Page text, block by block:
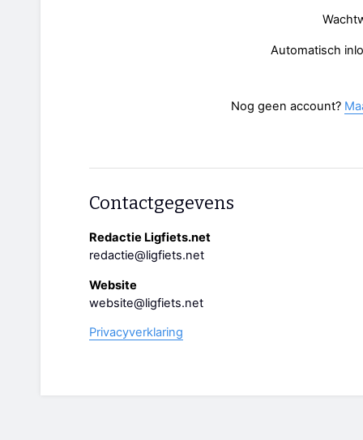
Automatisch
Nog geen account?
Contactgegevens
Redactie Ligfiets.net
redactie@ligfiets.net
Website
website@ligfiets.net
Privacyverklaring